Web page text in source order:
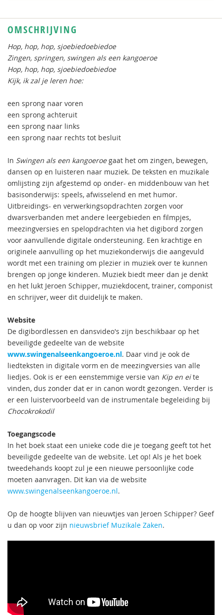
OMSCHRIJVING
Hop, hop, hop, sjoebiedoebiedoe
Zingen, springen, swingen als een kangoeroe
Hop, hop, hop, sjoebiedoebiedoe
Kijk, ik zal je leren hoe:
een sprong naar voren
een sprong achteruit
een sprong naar links
een sprong naar rechts tot besluit
In Swingen als een kangoeroegaat het om zingen, bewegen,
dansen op en luisteren naar muziek. De teksten en muzikale
omlijsting zijn afgestemd op onder- en middenbouw van het
basisonderwijs: speels, afwisselend en met humor.
Uitbreidings- en verwerkingsopdrachten zorgen voor
dwarsverbanden met andere leergebieden en filmpjes,
meezingversies en spelopdrachten via het digibord zorgen
voor aanvullende digitale ondersteuning. Een krachtige en
originele aanvulling op het muziekonderwijs die aangevuld
wordt met een training om plezier in muziek over te kunnen
brengen op jonge kinderen. Muziek biedt meer dan je denkt
en het lukt Jeroen Schipper, muziekdocent, trainer, componist
en schrijver, weer dit duidelijk te maken.
Website
De digibordlessen en dansvideo's zijn beschikbaar op het
beveiligde gedeelte van de website
www.swingenalseenkangoeroe.nl. Daar vind je ook de
liedteksten in digitale vorm en de meezingversies van alle
liedjes. Ook is er een eenstemmige versie van Kip en eite
vinden, dus zonder dat er in canon wordt gezongen. Verder is
er een luistervoorbeeld van de instrumentale begeleiding bij
Chocokrokodil
Toegangscode
In het boek staat een unieke code die je toegang geeft tot het
beveiligde gedeelte van de website. Let op! Als je het boek
tweedehands koopt zul je een nieuwe persoonlijke code
moeten aanvragen. Dit kan via de website
www.swingenalseenkangoeroe.nl.
Op de hoogte blijven van nieuwtjes van Jeroen Schipper? Geef
u dan op voor zijn nieuwsbrief Muzikale Zaken.